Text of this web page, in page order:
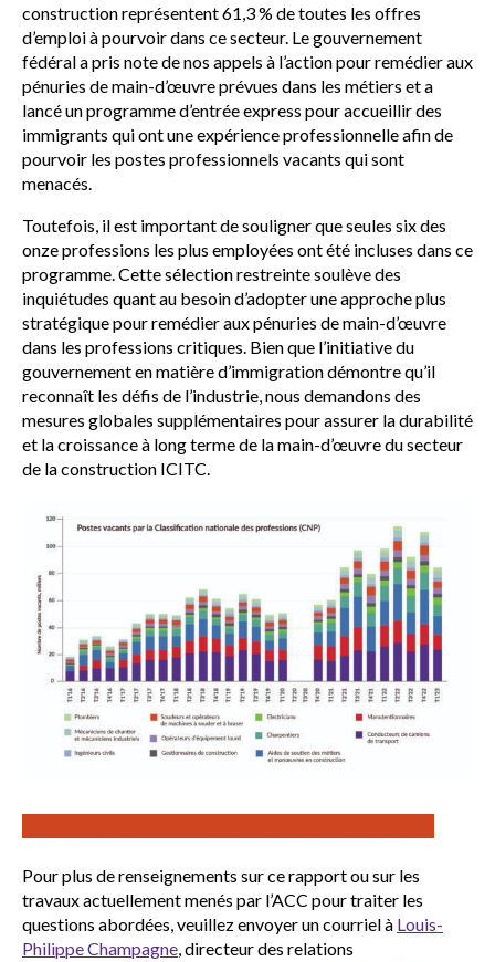
construction représentent 61,3 % de toutes les offres
d’emploi à pourvoir dans ce secteur. Le gouvernement
fédéral a pris note de nos appels à l’action pour remédier aux
pénuries de main-d’œuvre prévues dans les métiers et a
lancé un programme d’entrée express pour accueillir des
immigrants qui ont une expérience professionnelle afin de
pourvoir les postes professionnels vacants qui sont
menacés.
Toutefois, il est important de souligner que seules six des
onze professions les plus employées ont été incluses dans ce
programme. Cette sélection restreinte soulève des
inquiétudes quant au besoin d’adopter une approche plus
stratégique pour remédier aux pénuries de main-d’œuvre
dans les professions critiques. Bien que l’initiative du
gouvernement en matière d’immigration démontre qu’il
reconnaît les défis de l’industrie, nous demandons des
mesures globales supplémentaires pour assurer la durabilité
et la croissance à long terme de la main-d’œuvre du secteur
de la construction ICITC.
Pour plus de renseignements sur ce rapport ou sur les
travaux actuellement menés par l’ACC pour traiter les
questions abordées, veuillez envoyer un courriel à Louis-
Philippe Champagne , directeur des relations